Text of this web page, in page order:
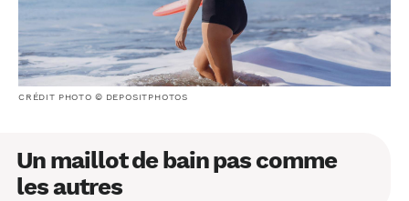
CRÉDIT PHOTO © DEPOSITPHOTOS
Un maillot de bain pas comme
les autres